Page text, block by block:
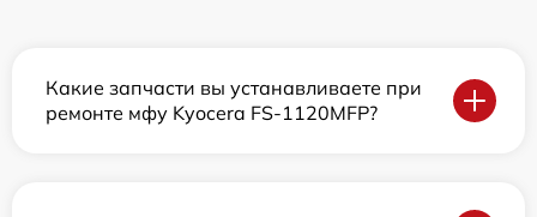
Какие запчасти вы устанавливаете при
ремонте мфу Kyocera FS-1120MFP?